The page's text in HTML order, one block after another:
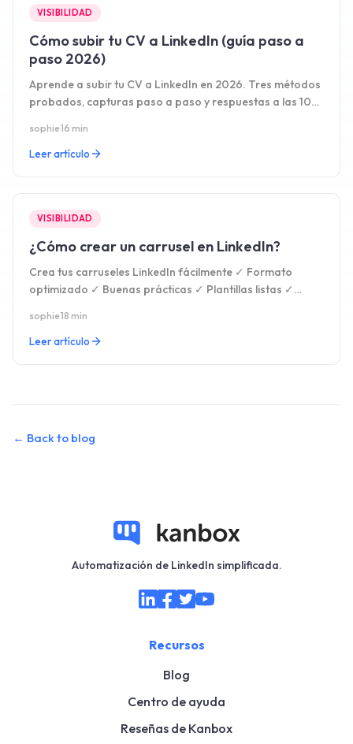
VISIBILIDAD
Cómo subir tu CV a LinkedIn (guía paso a
paso 2026)
Aprende a subir tu CV a LinkedIn en 2026. Tres métodos
probados, capturas paso a paso y respuestas a las 10
sophie·16 min
Leer artículo
VISIBILIDAD
¿Cómo crear un carrusel en LinkedIn?
Crea tus carruseles LinkedIn fácilmente ✓ Formato
optimizado ✓ Buenas prácticas ✓ Plantillas listas ✓
sophie·18 min
Leer artículo
← Back to blog
Automatización de LinkedIn simplificada.
Recursos
Blog
Centro de ayuda
Reseñas de Kanbox